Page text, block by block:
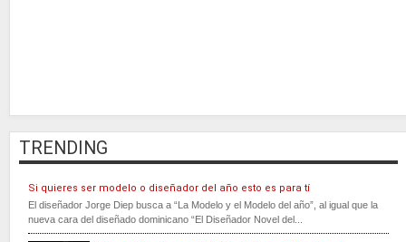
TRENDING
Si quieres ser modelo o diseñador del año esto es para tí
El diseñador Jorge Diep busca a “La Modelo y el Modelo del año”, al igual que la
nueva cara del diseñado dominicano “El Diseñador Novel del...